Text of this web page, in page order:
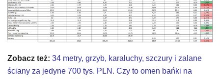
Zobacz też: 34 metry, grzyb, karaluchy, szczury i zalane
ściany za jedyne 700 tys. PLN. Czy to omen bańki na